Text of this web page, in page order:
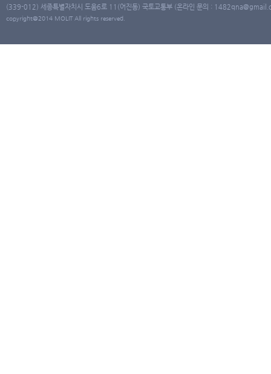
(339-012) 세종특별자치시 도움6로 11(어진동) 국토교통부 (온라인 문의 :
copyright@2014 MOLIT All rights reserved.